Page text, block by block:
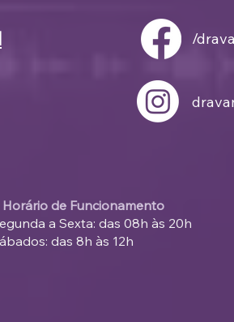
resultados no controle
/
Horário de Funcionamento
a Sexta: das 08h às 20h
das 8h às 12h